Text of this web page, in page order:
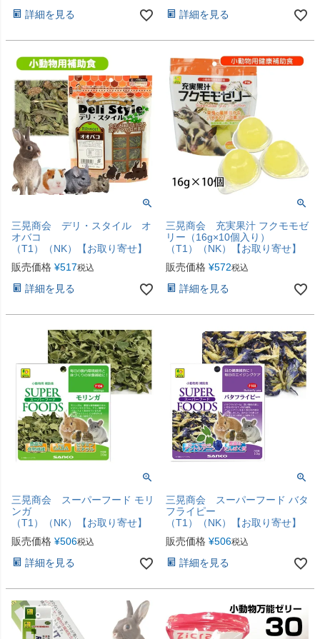
詳細を見る 詳細を見る
三晃商会 デリ・スタイル オ
オバコ
（T1）（NK）【お取り寄せ】
販売価格 ¥517税込
詳細を見る
三晃商会 充実果汁 フクモモゼ
リー（16g×10個入り）
（T1）（NK）【お取り寄せ】
販売価格 ¥572税込
詳細を見る
三晃商会 スーパーフード モリ
ンガ
（T1）（NK）【お取り寄せ】
販売価格 ¥506税込
詳細を見る
三晃商会 スーパーフード バタ
フライピー
（T1）（NK）【お取り寄せ】
販売価格 ¥506税込
詳細を見る